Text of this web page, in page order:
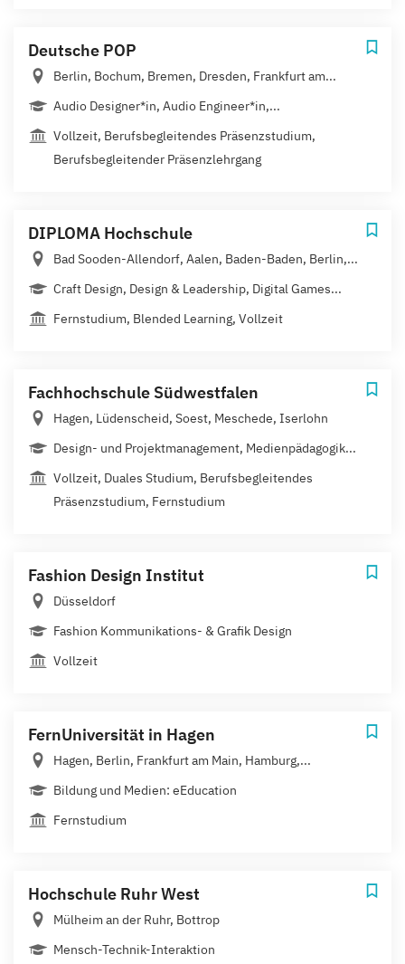
Deutsche POP
Berlin, Bochum, Bremen, Dresden, Frankfurt am...
Audio Designer*in, Audio Engineer*in,...
Vollzeit, Berufsbegleitendes Präsenzstudium,
Berufsbegleitender Präsenzlehrgang
DIPLOMA Hochschule
Bad Sooden-Allendorf, Aalen, Baden-Baden, Berlin,...
Craft Design, Design & Leadership, Digital Games...
Fernstudium, Blended Learning, Vollzeit
Fachhochschule Südwestfalen
Hagen, Lüdenscheid, Soest, Meschede, Iserlohn
Design- und Projektmanagement, Medienpädagogik...
Vollzeit, Duales Studium, Berufsbegleitendes
Präsenzstudium, Fernstudium
Fashion Design Institut
Düsseldorf
Fashion Kommunikations- & Grafik Design
Vollzeit
FernUniversität in Hagen
Hagen, Berlin, Frankfurt am Main, Hamburg,...
Bildung und Medien: eEducation
Fernstudium
Hochschule Ruhr West
Mülheim an der Ruhr, Bottrop
Mensch-Technik-Interaktion